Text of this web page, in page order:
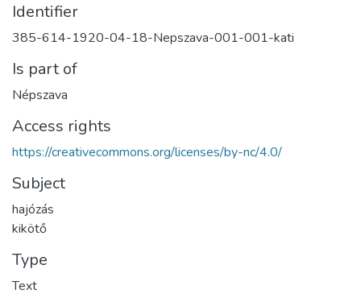
Identifier
385-614-1920-04-18-Nepszava-001-001-kati
Is part of
Népszava
Access rights
https://creativecommons.org/licenses/by-nc/4.0/
Subject
hajózás
kikötő
Type
Text